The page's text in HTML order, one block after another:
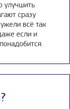
улучшить
сразу
всё так
если и